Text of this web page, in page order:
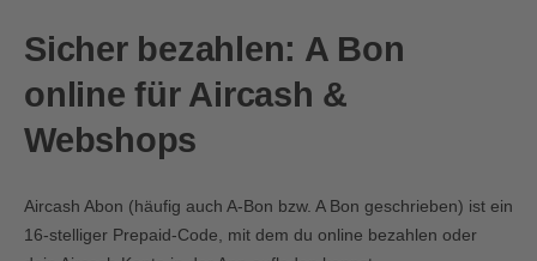
Sicher bezahlen: A Bon
online für Aircash &
Webshops
Aircash Abon (häufig auch A-Bon bzw. A Bon geschrieben) ist ein
16-stelliger Prepaid-Code, mit dem du online bezahlen oder